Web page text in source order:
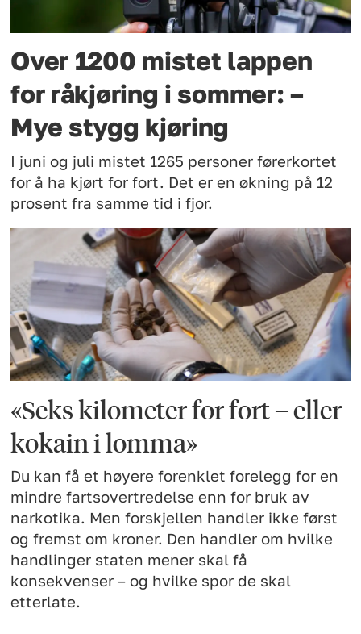
Over 1200 mistet lappen
for råkjøring i sommer: –
Mye stygg kjøring
I juni og juli mistet 1265 personer førerkortet
for å ha kjørt for fort. Det er en økning på 12
prosent fra samme tid i fjor.
«Seks kilometer for fort – eller
kokain i lomma»
Du kan få et høyere forenklet forelegg for en
mindre fartsovertredelse enn for bruk av
narkotika. Men forskjellen handler ikke først
og fremst om kroner. Den handler om hvilke
handlinger staten mener skal få
konsekvenser – og hvilke spor de skal
etterlate.